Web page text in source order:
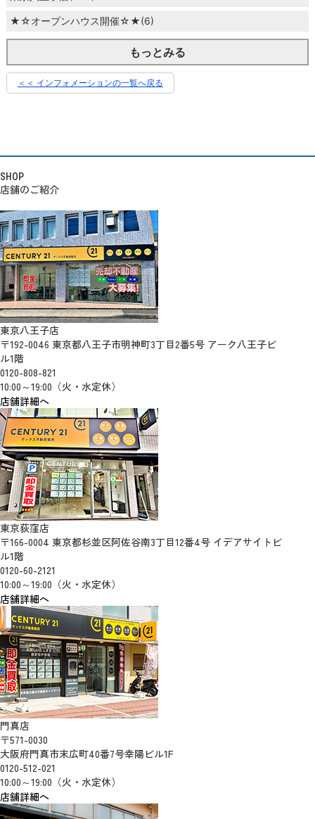
★☆オープンハウス開催☆★(6)
もっとみる
＜＜ インフォメーションの一覧へ戻る
SHOP
店舗のご紹介
東京八王子店
〒192-0046 東京都八王子市明神町3丁目2番5号 アーク八王子ビ
ル1階
0120-808-821
10:00～19:00（火・水定休）
店舗詳細へ
東京荻窪店
〒166-0004 東京都杉並区阿佐谷南3丁目12番4号 イデアサイトビ
ル1階
0120-60-2121
10:00～19:00（火・水定休）
店舗詳細へ
門真店
〒571-0030
大阪府門真市末広町40番7号幸陽ビル1F
0120-512-021
10:00～19:00（火・水定休）
店舗詳細へ